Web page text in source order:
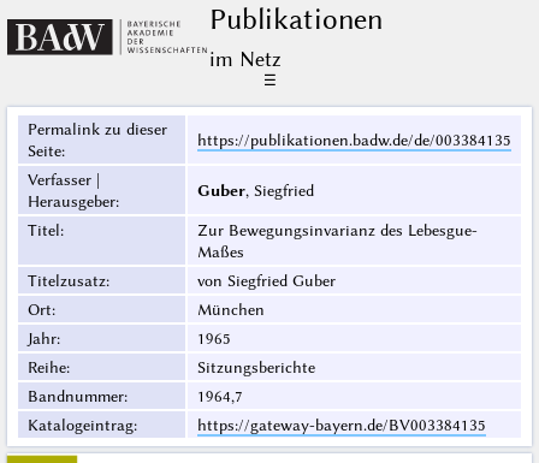
Publikationen
im Netz
☰
Permalink zu dieser
Seite:
https://publikationen.badw.de/de/003384135
Verfasser |
Herausgeber:
Guber, Siegfried
Titel:
Zur Bewegungsinvarianz des Lebesgue-
Maßes
Titelzusatz:
von Siegfried Guber
Ort:
München
Jahr:
1965
Reihe:
Sitzungsberichte
Bandnummer:
1964,7
Katalogeintrag: https://gateway-bayern.de/BV003384135